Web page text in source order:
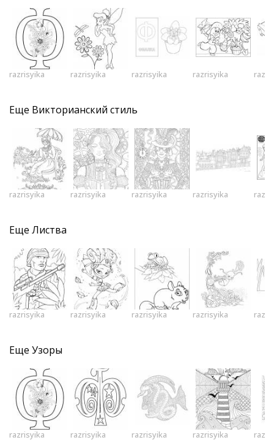
razrisyika razrisyika razrisyika razrisyika
Еще Викторианский стиль
razrisyika razrisyika razrisyika razrisyika
Еще Листва
razrisyika razrisyika razrisyika razrisyika
Еще Узоры
razrisyika razrisyika razrisyika razrisyika